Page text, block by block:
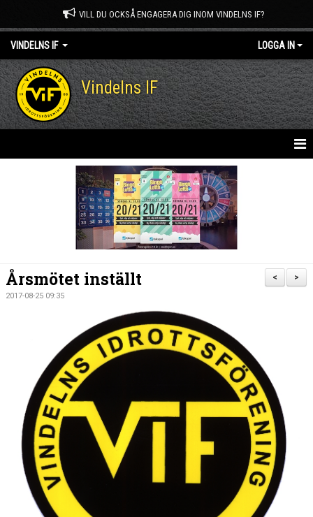
VILL DU OCKSÅ ENGAGERA DIG INOM VINDELNS IF?
VINDELNS IF LOGGA IN
Vindelns IF
MEDLEM I VINDELNS IF
TOA- & HUSHÅLLSPAPPERSFÖRSÄLJNING
DOKUMENT
VÅRA LAG
MATCHER
KLÄPPASPÅRET
KANSLISERVICE - DIGITAL BETALNING AV AVGIFTER
>
<
Årsmötet inställt
2017-08-25 09:35